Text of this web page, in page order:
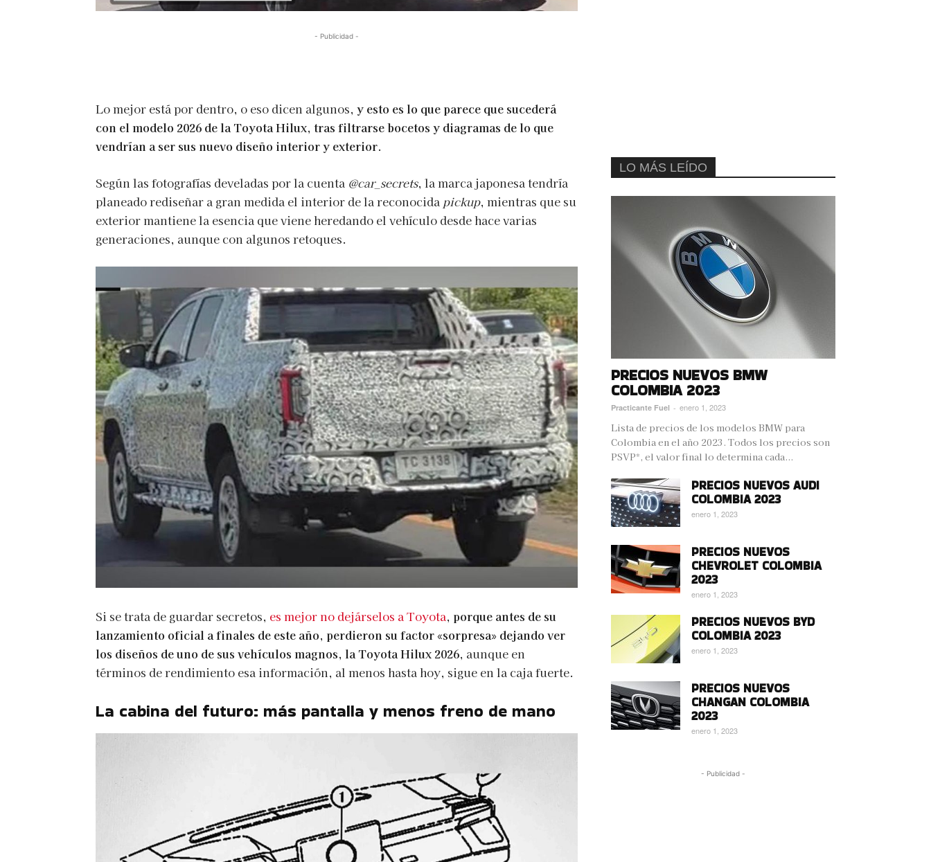
- Publicidad -
Lo mejor está por dentro, o eso dicen algunos, y esto es lo que parece que sucederá
con el modelo 2026 de la Toyota Hilux, tras filtrarse bocetos y diagramas de lo que
vendrían a ser sus nuevo diseño interior y exterior.
Según las fotografías develadas por la cuenta @car_secrets, la marca japonesa tendría
planeado rediseñar a gran medida el interior de la reconocida pickup, mientras que su
exterior mantiene la esencia que viene heredando el vehículo desde hace varias
generaciones, aunque con algunos retoques.
Si se trata de guardar secretos, es mejor no dejárselos a Toyota, porque antes de su
lanzamiento oficial a finales de este año, perdieron su factor «sorpresa» dejando ver
los diseños de uno de sus vehículos magnos, la Toyota Hilux 2026, aunque en
términos de rendimiento esa información, al menos hasta hoy, sigue en la caja fuerte.
La cabina del futuro: más pantalla y menos freno de mano
LO MÁS LEÍDO
PRECIOS NUEVOS BMW
COLOMBIA 2023
Practicante Fuel - enero 1, 2023
Lista de precios de los modelos BMW para
Colombia en el año 2023. Todos los precios son
PSVP*, el valor final lo determina cada...
PRECIOS NUEVOS AUDI
COLOMBIA 2023
enero 1, 2023
PRECIOS NUEVOS
CHEVROLET COLOMBIA
2023
enero 1, 2023
PRECIOS NUEVOS BYD
COLOMBIA 2023
enero 1, 2023
PRECIOS NUEVOS
CHANGAN COLOMBIA
2023
enero 1, 2023
- Publicidad -